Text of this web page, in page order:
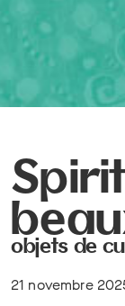
objets de
21 novembre